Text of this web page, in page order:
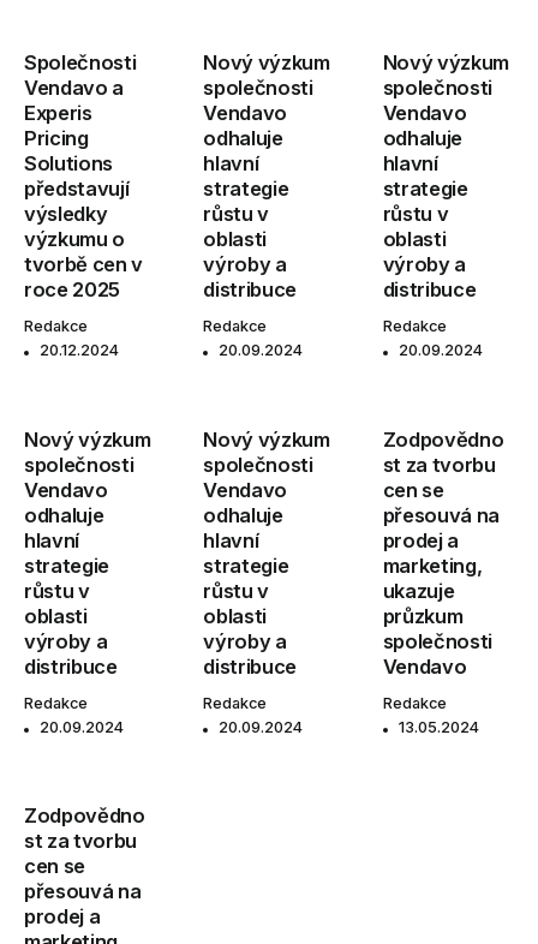
Společnosti
Vendavo a
Experis
Pricing
Solutions
představují
výsledky
výzkumu o
tvorbě cen v
roce 2025
Redakce
20.12.2024
Nový výzkum
společnosti
Vendavo
odhaluje
hlavní
strategie
růstu v
oblasti
výroby a
distribuce
Redakce
20.09.2024
Nový výzkum
společnosti
Vendavo
odhaluje
hlavní
strategie
růstu v
oblasti
výroby a
distribuce
Redakce
20.09.2024
Nový výzkum
společnosti
Vendavo
odhaluje
hlavní
strategie
růstu v
oblasti
výroby a
distribuce
Redakce
20.09.2024
Nový výzkum
společnosti
Vendavo
odhaluje
hlavní
strategie
růstu v
oblasti
výroby a
distribuce
Redakce
20.09.2024
Zodpovědno
st za tvorbu
cen se
přesouvá na
prodej a
marketing,
ukazuje
průzkum
společnosti
Vendavo
Redakce
13.05.2024
Zodpovědno
st za tvorbu
cen se
přesouvá na
prodej a